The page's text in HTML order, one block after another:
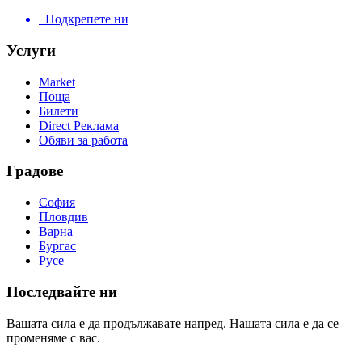
Подкрепете ни
Услуги
Market
Поща
Билети
Direct Реклама
Обяви за работа
Градове
София
Пловдив
Варна
Бургас
Русе
Последвайте ни
Вашата сила е да продължавате напред. Нашата сила е да се
променяме с вас.